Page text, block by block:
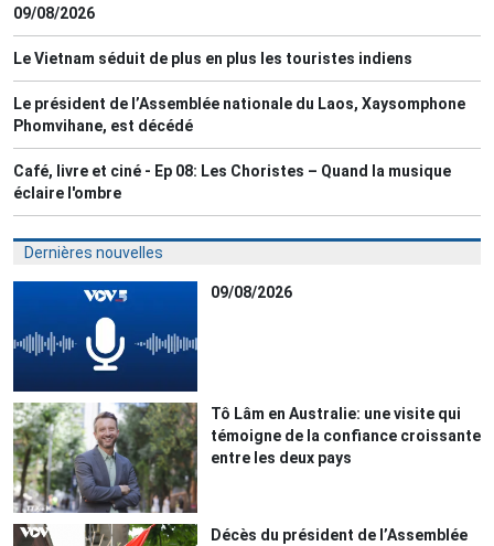
09/08/2026
Le Vietnam séduit de plus en plus les touristes indiens
Le président de l’Assemblée nationale du Laos, Xaysomphone
Phomvihane, est décédé
Café, livre et ciné - Ep 08: Les Choristes – Quand la musique
éclaire l'ombre
Dernières nouvelles
09/08/2026
Tô Lâm en Australie: une visite qui
témoigne de la confiance croissante
entre les deux pays
Décès du président de l’Assemblée